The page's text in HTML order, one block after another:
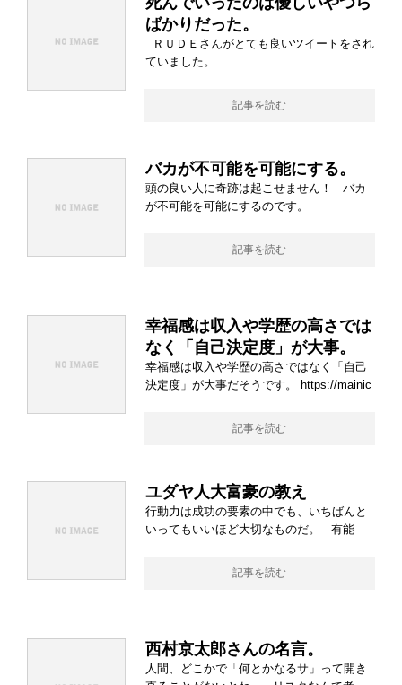
ばかりだった。
ＲＵＤＥさんがとても良いツイートをされ
ていました。
記事を読む
バカが不可能を可能にする。
頭の良い人に奇跡は起こせません！ バカ
が不可能を可能にするのです。
記事を読む
幸福感は収入や学歴の高さでは
なく「自己決定度」が大事。
幸福感は収入や学歴の高さではなく「自己
決定度」が大事だそうです。 https://mainic
記事を読む
ユダヤ人大富豪の教え
行動力は成功の要素の中でも、いちばんと
いってもいいほど大切なものだ。 有能
記事を読む
西村京太郎さんの名言。
人間、どこかで「何とかなるサ」って開き